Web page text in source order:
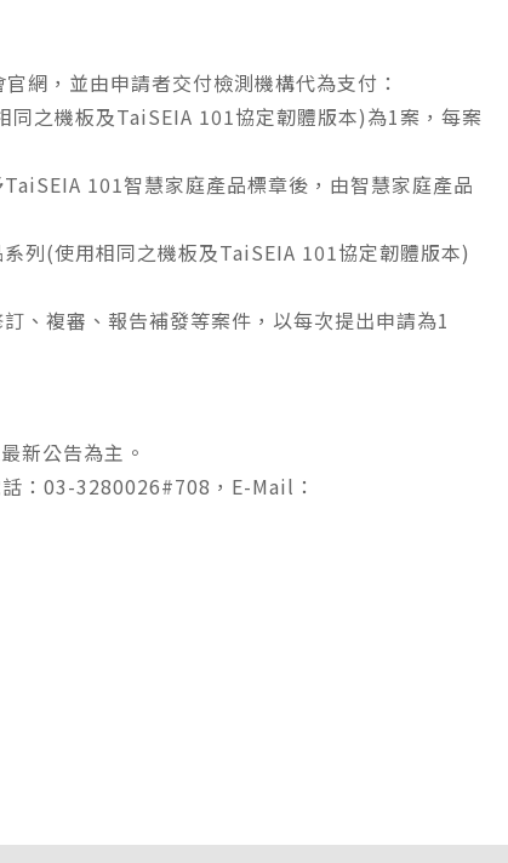
網，並由申請者交付檢測機構代為支付：
之機板及TaiSEIA 101協定韌體版本)為1案，每案
101智慧家庭產品標章後，由智慧家庭產品
列(使用相同之機板及TaiSEIA 101協定韌體版本)
、複審、報告補發等案件，以每次提出申請為1
新公告為主。
：03-3280026#708，E-Mail：